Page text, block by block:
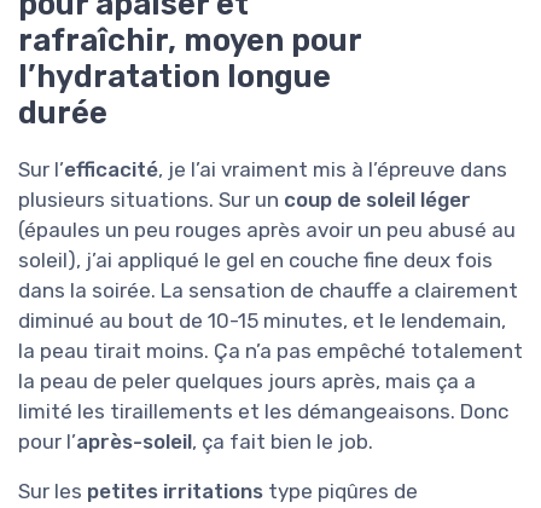
rafraîchir, moyen pour
l’hydratation longue
durée
Sur l’efficacité, je l’ai vraiment mis à l’épreuve dans
plusieurs situations. Sur un coup de soleil léger
(épaules un peu rouges après avoir un peu abusé au
soleil), j’ai appliqué le gel en couche fine deux fois
dans la soirée. La sensation de chauffe a clairement
diminué au bout de 10-15 minutes, et le lendemain,
la peau tirait moins. Ça n’a pas empêché totalement
la peau de peler quelques jours après, mais ça a
limité les tiraillements et les démangeaisons. Donc
pour l’après-soleil, ça fait bien le job.
Sur les petites irritations type piqûres de